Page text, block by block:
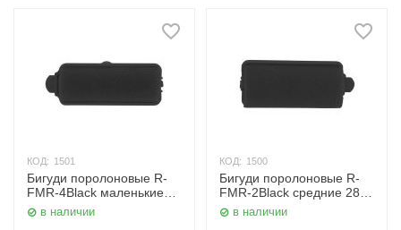
КОД: 1501
Бигуди поролоновые R-
FMR-4Black маленькие
22 мм 12 шт. Dewal
в наличии
КОД: 1500
Бигуди поролоновые R-
FMR-2Black средние 28
мм 12 шт. Dewal
в наличии